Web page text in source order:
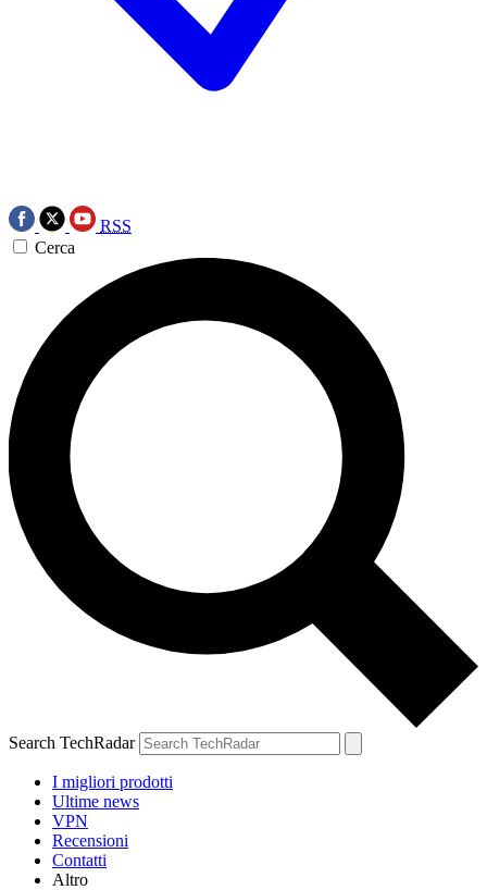
RSS
Cerca
Search TechRadar
I migliori prodotti
Ultime news
VPN
Recensioni
Contatti
Altro